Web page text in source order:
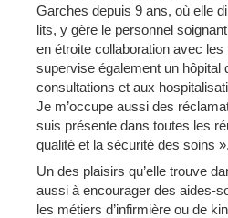
Garches depuis 9 ans, où elle
lits, y gère le personnel
en étroite collaboration avec
supervise également un hôpital
consultations et aux
Je m’occupe aussi des
suis présente dans toutes les
qualité et la sécurité des soins
Un des plaisirs qu’elle trouve
aussi à encourager des aides-
les métiers d’infirmière ou de